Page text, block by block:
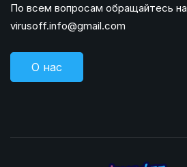
По всем вопросам обращайтесь на
virusoff.info@gmail.com
О нас